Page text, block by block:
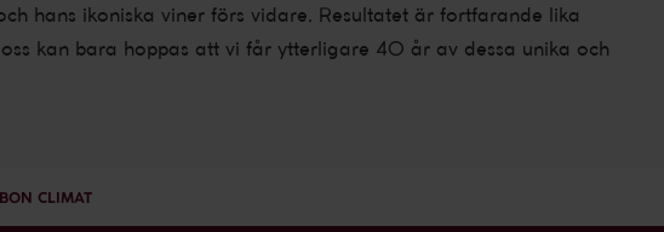
hans ikoniska viner förs vidare. Resultatet är fortfarande lika
kan bara hoppas att vi får ytterligare 40 år av dessa unika och
CLIMAT